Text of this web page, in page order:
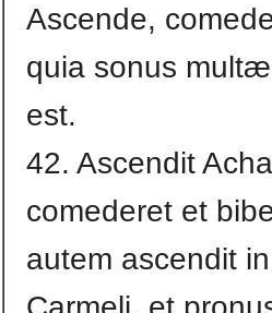
Ascende,
quia sonus
est.
42. Ascendit
comederet et
autem ascendit